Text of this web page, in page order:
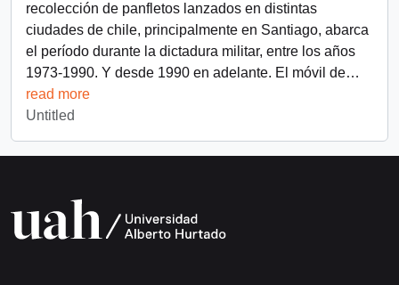
recolección de panfletos lanzados en distintas
ciudades de chile, principalmente en Santiago, abarca
el período durante la dictadura militar, entre los años
1973-1990. Y desde 1990 en adelante. El móvil de…
read more
Untitled